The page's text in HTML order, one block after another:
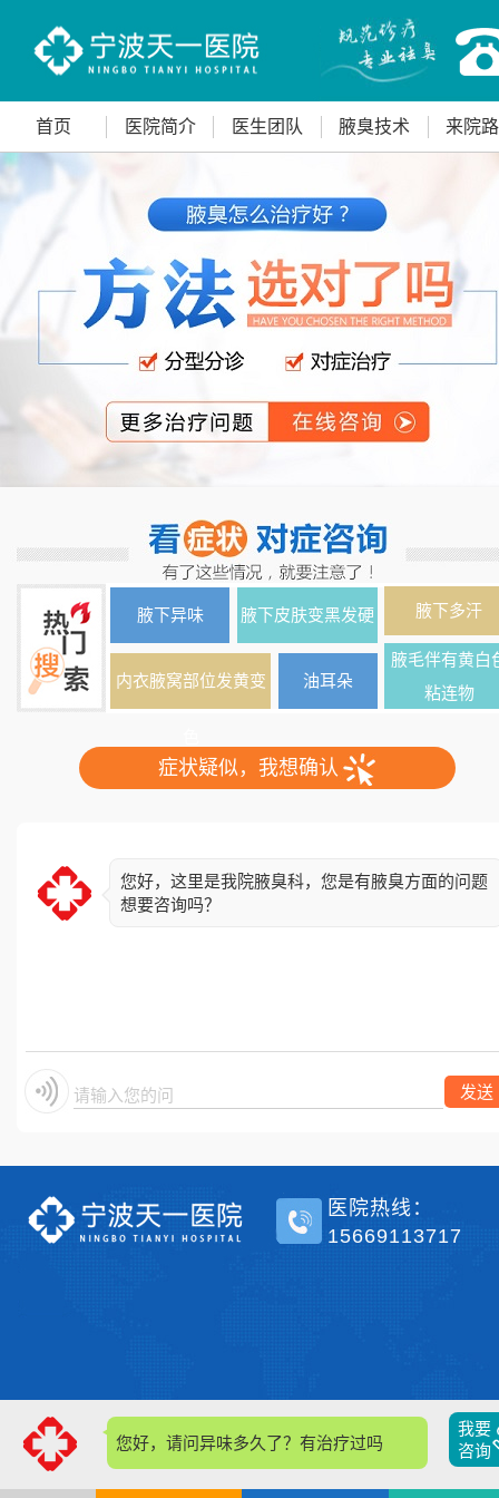
首页 医院简介 医生团队 腋臭技术 来院
腋下异味 腋下皮肤变黑发硬 腋下多汗
内衣腋窝部位发黄变 油耳朵
腋毛伴有黄白
粘连物
症状疑似，我想确认
您好，这里是我院腋臭科，您是有腋臭方面的问题
想要咨询吗？
请输入您的问题 发送
您好，请问异味多久了？有治疗过吗？
我要
咨询
医院热线：
15669113717